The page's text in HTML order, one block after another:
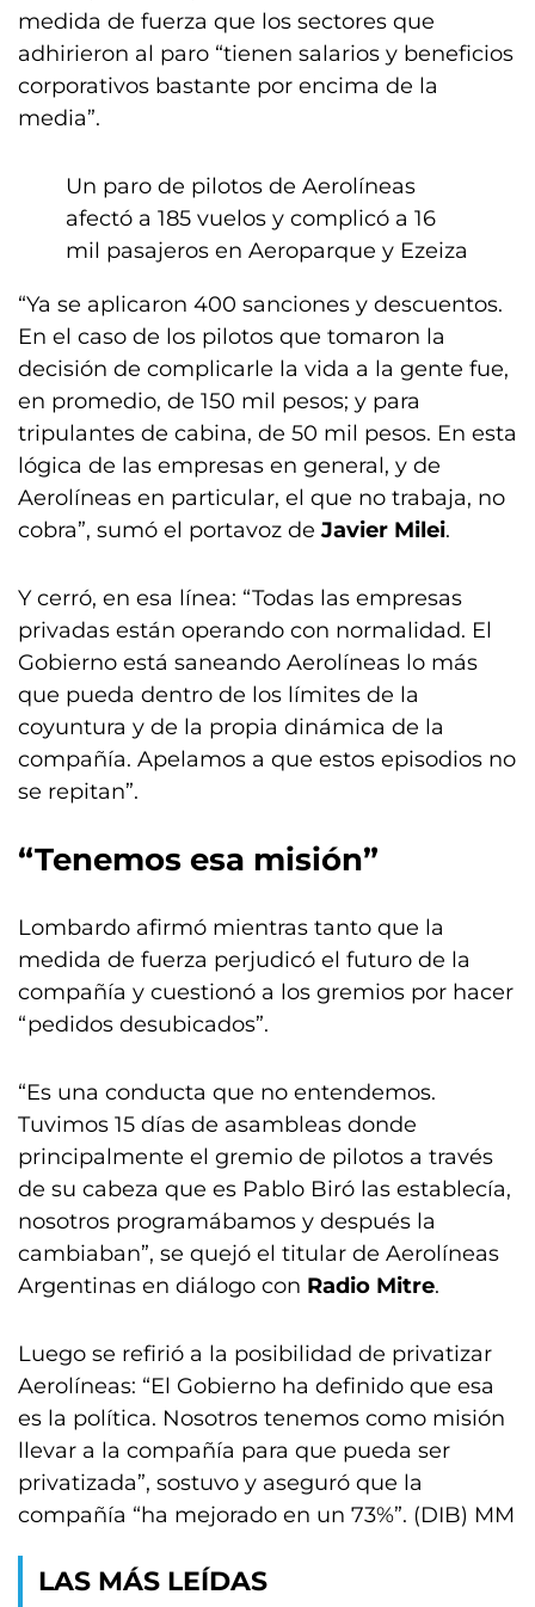
medida de fuerza que los sectores que
adhirieron al paro “tienen salarios y beneficios
corporativos bastante por encima de la
media”.
Un paro de pilotos de Aerolíneas
afectó a 185 vuelos y complicó a 16
mil pasajeros en Aeroparque y Ezeiza
“Ya se aplicaron 400 sanciones y descuentos.
En el caso de los pilotos que tomaron la
decisión de complicarle la vida a la gente fue,
en promedio, de 150 mil pesos; y para
tripulantes de cabina, de 50 mil pesos. En esta
lógica de las empresas en general, y de
Aerolíneas en particular, el que no trabaja, no
cobra”, sumó el portavoz de Javier Milei.
Y cerró, en esa línea: “Todas las empresas
privadas están operando con normalidad. El
Gobierno está saneando Aerolíneas lo más
que pueda dentro de los límites de la
coyuntura y de la propia dinámica de la
compañía. Apelamos a que estos episodios no
se repitan”.
“Tenemos esa misión”
Lombardo afirmó mientras tanto que la
medida de fuerza perjudicó el futuro de la
compañía y cuestionó a los gremios por hacer
“pedidos desubicados”.
“Es una conducta que no entendemos.
Tuvimos 15 días de asambleas donde
principalmente el gremio de pilotos a través
de su cabeza que es Pablo Biró las establecía,
nosotros programábamos y después la
cambiaban”, se quejó el titular de Aerolíneas
Argentinas en diálogo con Radio Mitre.
Luego se refirió a la posibilidad de privatizar
Aerolíneas: “El Gobierno ha definido que esa
es la política. Nosotros tenemos como misión
llevar a la compañía para que pueda ser
privatizada”, sostuvo y aseguró que la
compañía “ha mejorado en un 73%”. (DIB) MM
LAS MÁS LEÍDAS